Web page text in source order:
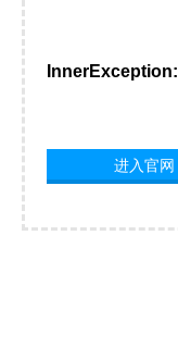
InnerException:
进入官网